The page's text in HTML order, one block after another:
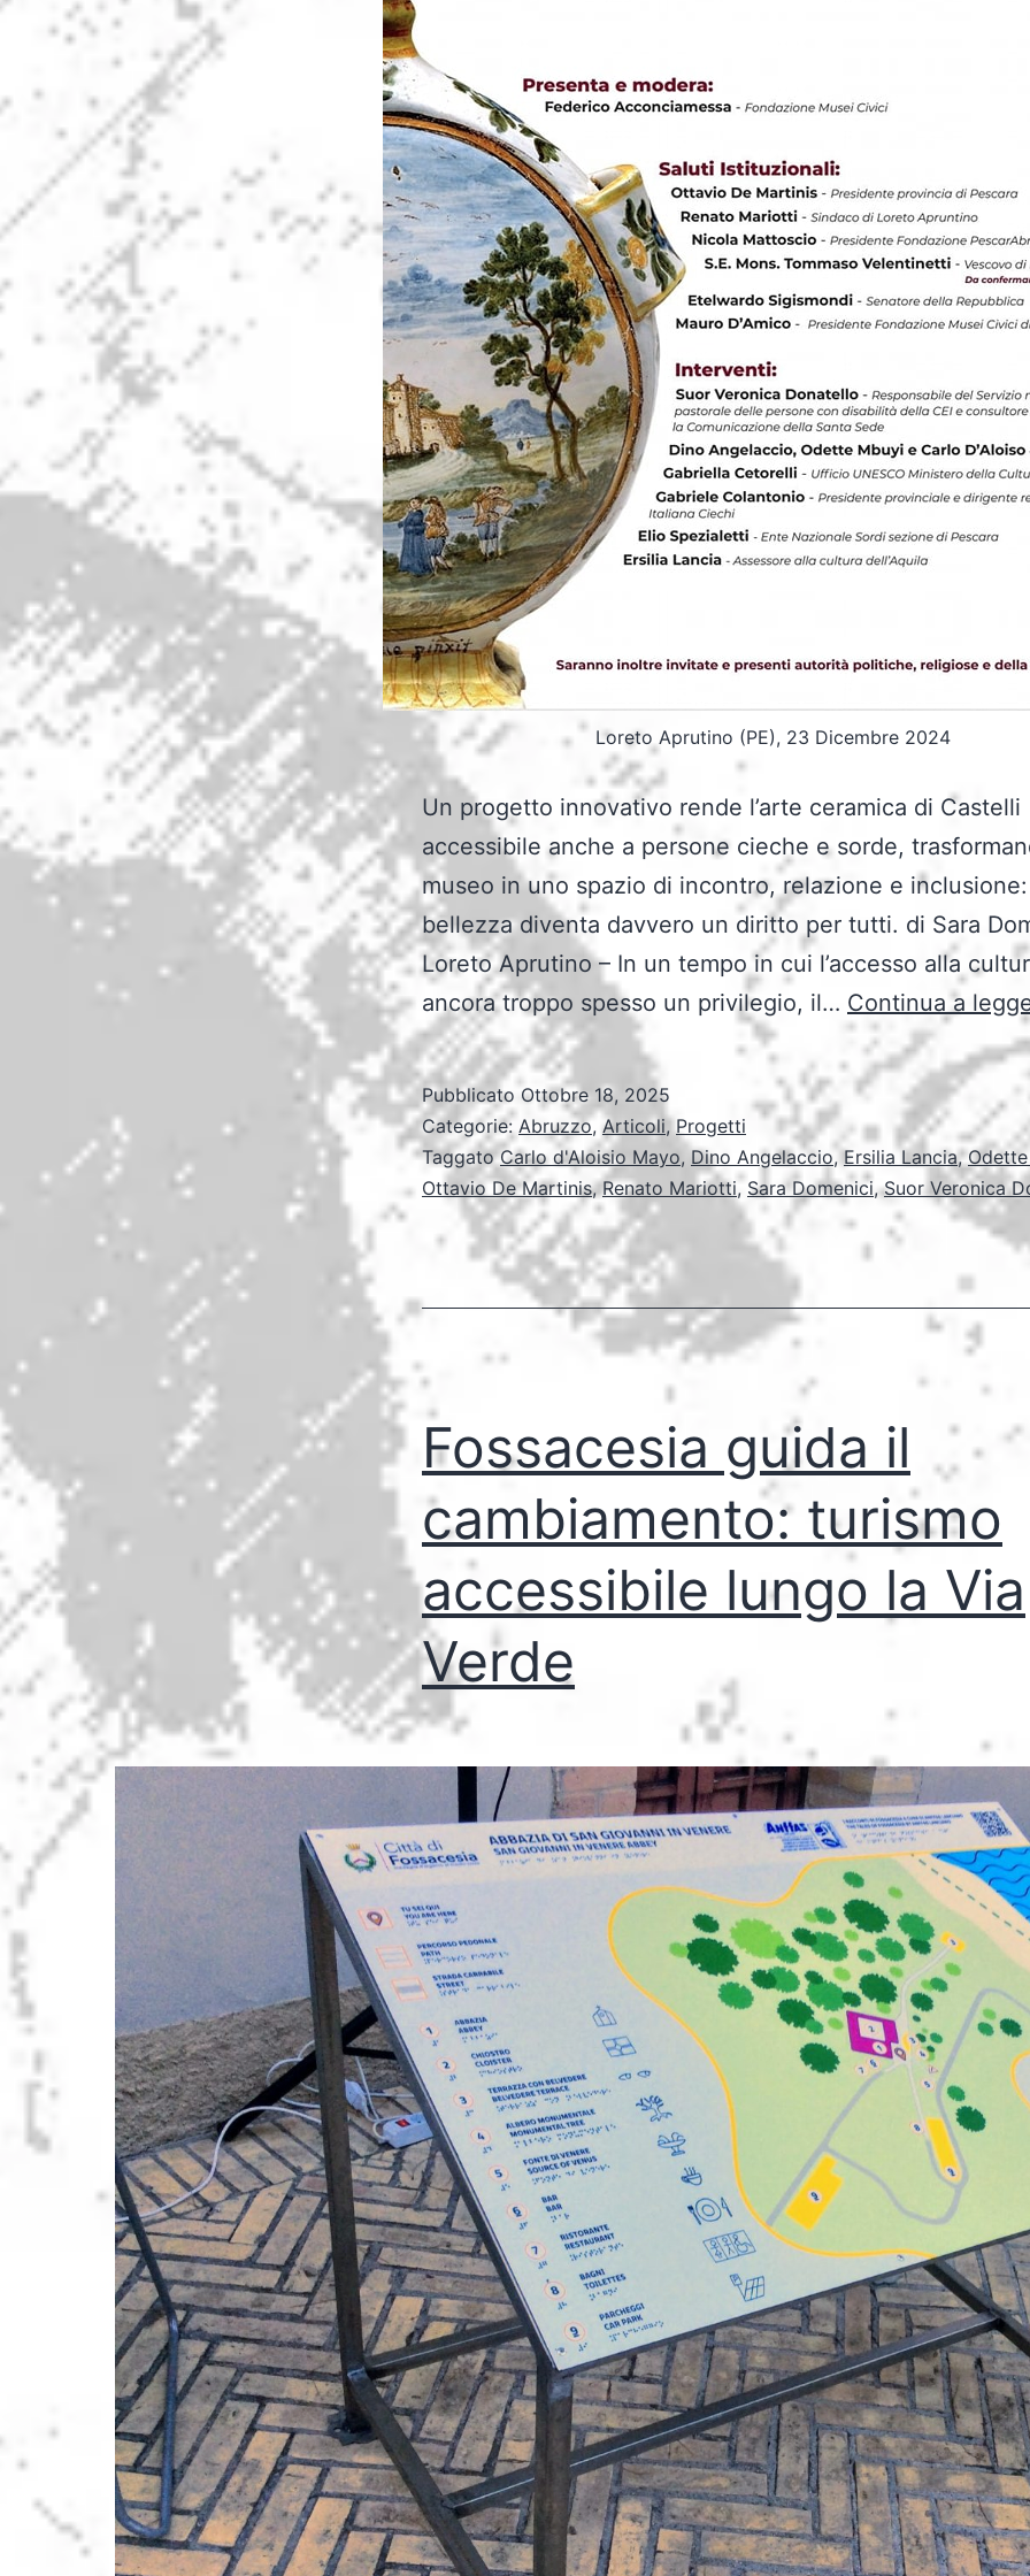
Loreto Aprutino (PE), 23 Dicembre 2024
Un progetto innovativo rende l’arte ceramica di Castelli
accessibile anche a persone cieche e sorde,
museo in uno spazio di incontro, relazione e
bellezza diventa davvero un diritto per tutti. di Sara
Loreto Aprutino – In un tempo in cui l’accesso alla
ancora troppo spesso un privilegio, il… Continua a
Pubblicato Ottobre 18, 2025
Categorie: Abruzzo, Articoli, Progetti
TaggatoCarlo d'Aloisio Mayo, Dino Angelaccio, Ersilia Lancia,
Ottavio De Martinis,Renato Mariotti, Sara Domenici,Suor Veronica
Fossacesia guida il
cambiamento: turismo
accessibile lungo la Via
Verde